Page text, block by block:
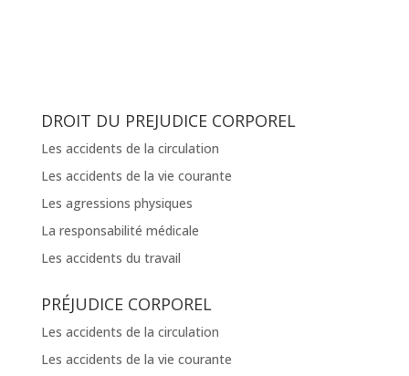
DROIT DU PREJUDICE CORPOREL
Les accidents de la circulation
Les accidents de la vie courante
Les agressions physiques
La responsabilité médicale
Les accidents du travail
PRÉJUDICE CORPOREL
Les accidents de la circulation
Les accidents de la vie courante